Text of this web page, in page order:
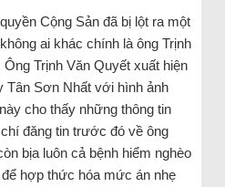
Cộng Sản đã bị lột ra một
ai khác chính là ông Trịnh
Trịnh Văn Quyết xuất hiện
Tân Sơn Nhất với hình ảnh
cho thấy những thông tin
đăng tin trước đó về ông
bịa luôn cả bệnh hiểm nghèo
hợp thức hóa mức án nhẹ